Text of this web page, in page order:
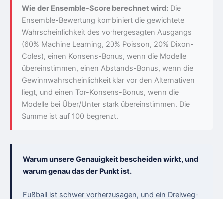
Wie der Ensemble-Score berechnet wird: Die
Ensemble-Bewertung kombiniert die gewichtete
Wahrscheinlichkeit des vorhergesagten Ausgangs
(60% Machine Learning, 20% Poisson, 20% Dixon-
Coles), einen Konsens-Bonus, wenn die Modelle
übereinstimmen, einen Abstands-Bonus, wenn die
Gewinnwahrscheinlichkeit klar vor den Alternativen
liegt, und einen Tor-Konsens-Bonus, wenn die
Modelle bei Über/Unter stark übereinstimmen. Die
Summe ist auf 100 begrenzt.
Warum unsere Genauigkeit bescheiden wirkt, und
warum genau das der Punkt ist.
Fußball ist schwer vorherzusagen, und ein Dreiweg-